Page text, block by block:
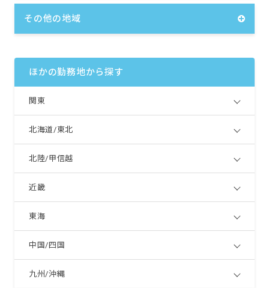
その他の地域
ほかの勤務地から探す
関東
北海道/東北
北陸/甲信越
近畿
東海
中国/四国
九州/沖縄